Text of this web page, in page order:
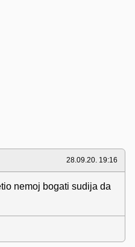
28.09.20. 19:16
nemoj bogati sudija da